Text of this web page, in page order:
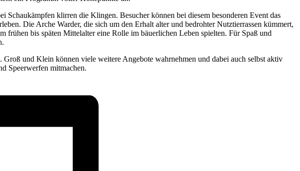
Schaukämpfen klirren die Klingen. Besucher können bei diesem besonderen Event das
Die Arche Warder, die sich um den Erhalt alter und bedrohter Nutztierrassen kümmert,
bis späten Mittelalter eine Rolle im bäuerlichen Leben spielten. Für Spaß und
und Klein können viele weitere Angebote wahrnehmen und dabei auch selbst aktiv
Speerwerfen mitmachen.